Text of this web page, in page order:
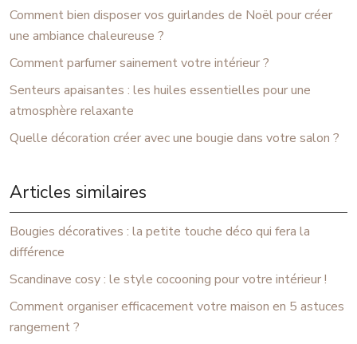
Comment bien disposer vos guirlandes de Noël pour créer
une ambiance chaleureuse ?
Comment parfumer sainement votre intérieur ?
Senteurs apaisantes : les huiles essentielles pour une
atmosphère relaxante
Quelle décoration créer avec une bougie dans votre salon ?
Articles similaires
Bougies décoratives : la petite touche déco qui fera la
différence
Scandinave cosy : le style cocooning pour votre intérieur !
Comment organiser efficacement votre maison en 5 astuces
rangement ?